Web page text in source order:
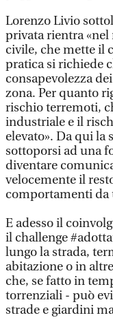
Lorenzo Livio
privata rientra
civile, che mette il
pratica si richiede
consapevolezza
zona. Per quanto
rischio terremoti,
industriale e il
elevato». Da qui
sottoporsi ad una
diventare
velocemente il
comportamenti da
E adesso il
il challenge
lungo la strada,
abitazione o in
che, se fatto in
torrenziali - può
strade e giardini